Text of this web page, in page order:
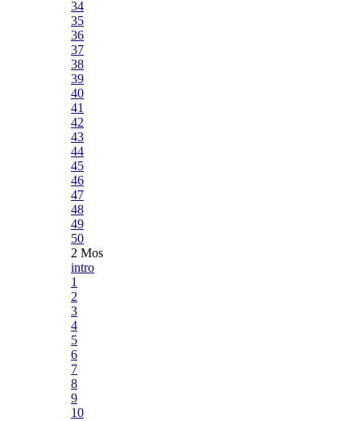
34
35
36
37
38
39
40
41
42
43
44
45
46
47
48
49
50
2 Mos
intro
1
2
3
4
5
6
7
8
9
10